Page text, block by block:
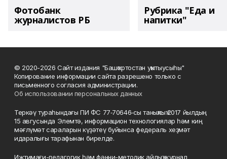
Фотобанк
журналистов РБ
Рубрика "Еда и
напитки"
© 2020-2026 Сайт издания "Башҡортостан уҡытыусыһы"
Копирование информации сайта разрешено только с
письменного согласия администрации.
Об использовании персональных данных
Теркәү тураһындағы ПИ ФС 77‑70646‑сы таныҡлыҡ 2017 йылдың
15 авгусында Элемтә, информацион технологиялар һәм киң
мәғлүмәт сараларын күҙәтеү буйынса федераль хеҙмәт
идаралығы тарафынан бирелде.
Ижтимағи-педагогик һәм фәнни-методик айлыҡ журнал